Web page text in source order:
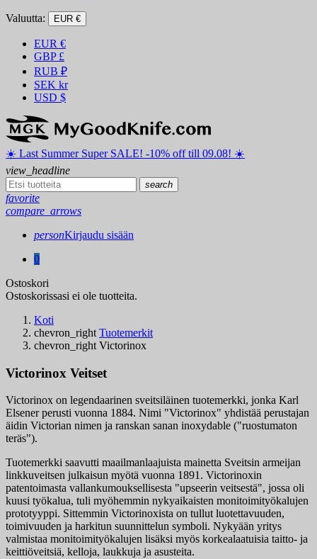
Valuutta: EUR €
EUR €
GBP £
RUB ₽
SEK kr
USD $
☀️ ️Last Summer Super SALE! -10% off till 09.08! ☀️
view_headline
search
favorite
compare_arrows
personKirjaudu sisään
0
Ostoskori
Ostoskorissasi ei ole tuotteita.
Koti
chevron_right Tuotemerkit
chevron_right Victorinox
Victorinox Veitset
Victorinox on legendaarinen sveitsiläinen tuotemerkki, jonka Karl
Elsener perusti vuonna 1884. Nimi "Victorinox" yhdistää perustajan
äidin Victorian nimen ja ranskan sanan inoxydable ("ruostumaton
teräs").
Tuotemerkki saavutti maailmanlaajuista mainetta Sveitsin armeijan
linkkuveitsen julkaisun myötä vuonna 1891. Victorinoxin
patentoimasta vallankumouksellisesta "upseerin veitsestä", jossa oli
kuusi työkalua, tuli myöhemmin nykyaikaisten monitoimityökalujen
prototyyppi. Sittemmin Victorinoxista on tullut luotettavuuden,
toimivuuden ja harkitun suunnittelun symboli. Nykyään yritys
valmistaa monitoimityökalujen lisäksi myös korkealaatuisia taitto- ja
keittiöveitsiä, kelloja, laukkuja ja asusteita.